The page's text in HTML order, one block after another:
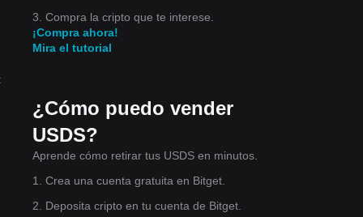
3. Compra la cripto que te interese.
¡Compra ahora!
Mira el tutorial
¿Cómo puedo vender
USDS?
Aprende cómo retirar tus USDS en minutos.
1. Crea una cuenta gratuita en Bitget.
2. Deposita cripto en tu cuenta de Bitget.